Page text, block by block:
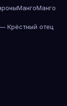
МангоМанго
Крёстный отец